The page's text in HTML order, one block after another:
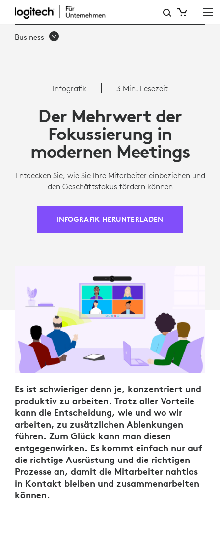
DER
MEHRWERT
MODERNEN
MEETINGS
Business
Infografik 3 Min. Lesezeit
Der Mehrwert der
Fokussierung in
modernen Meetings
Entdecken Sie, wie Sie Ihre Mitarbeiter einbeziehen und
den Geschäftsfokus fördern können
INFOGRAFIK HERUNTERLADEN
Es ist schwieriger denn je, konzentriert und
produktiv zu arbeiten. Trotz aller Vorteile
kann die Entscheidung, wie und wo wir
arbeiten, zu zusätzlichen Ablenkungen
führen. Zum Glück kann man diesen
entgegenwirken. Es kommt einfach nur auf
die richtige Ausrüstung und die richtigen
Prozesse an, damit die Mitarbeiter nahtlos
in Kontakt bleiben und zusammenarbeiten
können.